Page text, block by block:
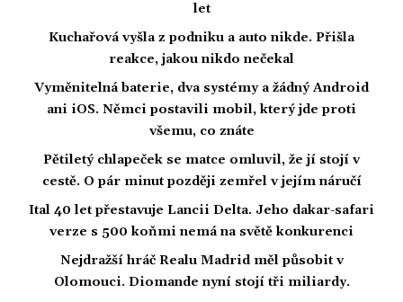
let
Kuchařová vyšla z podniku a auto nikde. Přišla
reakce, jakou nikdo nečekal
Vyměnitelná baterie, dva systémy a žádný Android
ani iOS. Němci postavili mobil, který jde proti
všemu, co znáte
Pětiletý chlapeček se matce omluvil, že jí stojí v
cestě. O pár minut později zemřel v jejím náručí
Ital 40 let přestavuje Lancii Delta. Jeho dakar-safari
verze s 500 koňmi nemá na světě konkurenci
Nejdražší hráč Realu Madrid měl působit v
Olomouci. Diomande nyní stojí tři miliardy.